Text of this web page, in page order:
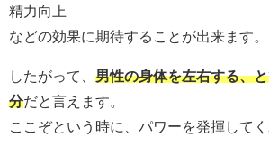
精力向上
などの効果に期待することが出来ます。
したがって、 男性の身体を左右する、
分だと言えます。
ここぞという時に、パワーを発揮してく